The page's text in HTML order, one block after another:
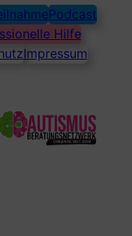
Podcast
Hilfe
Impressum